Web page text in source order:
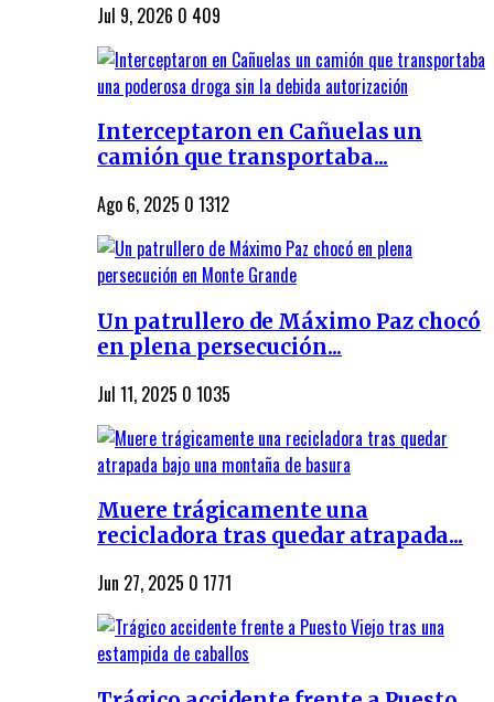
Jul 9, 2026 0 409
Interceptaron en Cañuelas un
camión que transportaba...
Ago 6, 2025 0 1312
Un patrullero de Máximo Paz chocó
en plena persecución...
Jul 11, 2025 0 1035
Muere trágicamente una
recicladora tras quedar atrapada...
Jun 27, 2025 0 1771